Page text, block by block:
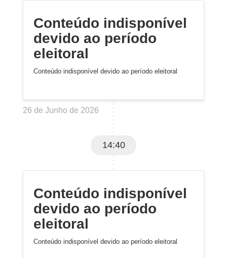
Conteúdo indisponível
devido ao período
eleitoral
Conteúdo indisponível devido ao período eleitoral
26 de Junho de 2026
14:40
Conteúdo indisponível
devido ao período
eleitoral
Conteúdo indisponível devido ao período eleitoral